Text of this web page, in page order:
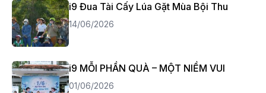
i9 Đua Tài Cấy Lúa Gặt Mùa Bội Thu
14/06/2026
i9 MỖI PHẦN QUÀ – MỘT NIỀM VUI
01/06/2026